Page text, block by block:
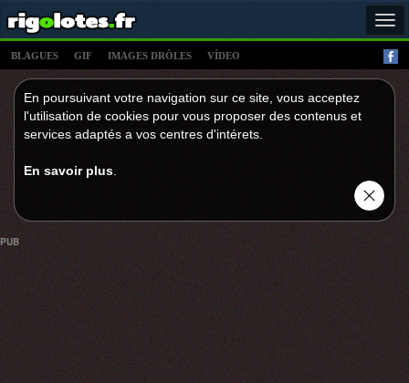
BLAGUES GIF IMAGES DRÔLES VÍDEO
En poursuivant votre navigation sur ce site, vous acceptez
l'utilisation de cookies pour vous proposer des contenus et
services adaptés a vos centres d'intérets.
En savoir plus
PUB